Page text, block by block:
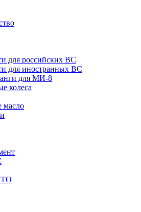
для российских ВС
для иностранных ВС
для МИ-8
колеса
масло
ТО